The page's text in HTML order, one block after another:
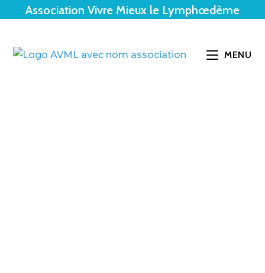
Association Vivre Mieux le Lymphœdème
MENU